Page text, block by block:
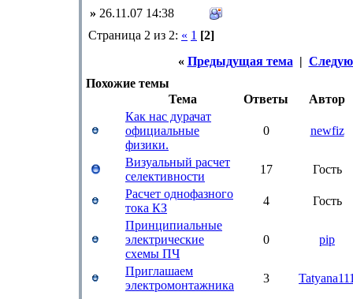
» 26.11.07 14:38
Страница 2 из 2: « 1 [2]
« Предыдущая тема |
Похожие темы
Тема
Ответы
Автор
Как нас дурачат
официальные
физики.
0 newfiz
Визуальный расчет
селективности
17
Гость
Расчет однофазного
тока КЗ
4
Гость
Принципиальные
электрические
схемы ПЧ
0 pip
Приглашаем
электромонтажника
3